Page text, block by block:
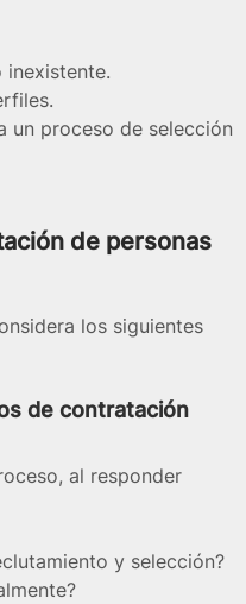
inexistente.
un proceso de selección
de personas
los siguientes
de contratación
al responder
y selección?